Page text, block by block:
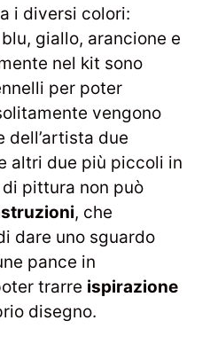
i diversi colori:
giallo, arancione e
nel kit sono
per poter
vengono
dell’artista due
altri due più piccoli in
pittura non può
, che
dare uno sguardo
pance in
trarre ispirazione
disegno.